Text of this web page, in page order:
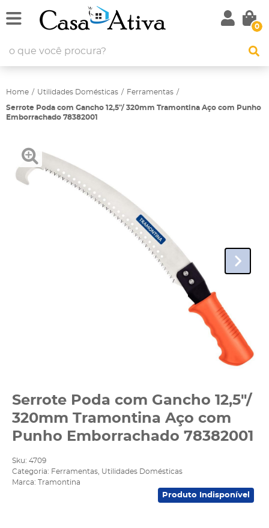
0
Home Utilidades Domésticas Ferramentas
Serrote Poda com Gancho 12,5"/ 320mm Tramontina Aço com Punho
Emborrachado 78382001
Serrote Poda com Gancho 12,5"/
320mm Tramontina Aço com
Punho Emborrachado 78382001
Sku: 4709
Categoria: Ferramentas Utilidades Domésticas
Marca:
Tramontina
Produto Indisponível